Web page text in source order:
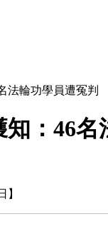
法輪功學員遭冤判
：46名
】